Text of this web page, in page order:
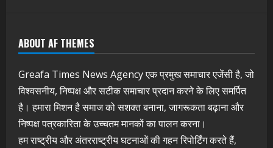
ABOUT AF THEMES
Greafa Times News Agency एक प्रमुख समाचार एजेंसी है, जो
विश्वसनीय, निष्पक्ष और सटीक समाचार प्रदान करने के लिए समर्पित
है। हमारा मिशन है समाज को सशक्त बनाना, जागरूकता बढ़ाना और
निष्पक्ष पत्रकारिता के उच्चतम मानकों का पालन करना।
हम राष्ट्रीय और अंतरराष्ट्रीय घटनाओं की गहन रिपोर्टिंग करते हैं,